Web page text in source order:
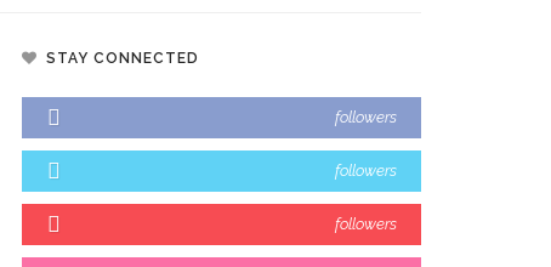
STAY CONNECTED
followers
followers
followers